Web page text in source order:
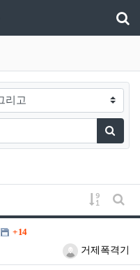
검색
게시물
게
댓글
14
등록자거제폭격기